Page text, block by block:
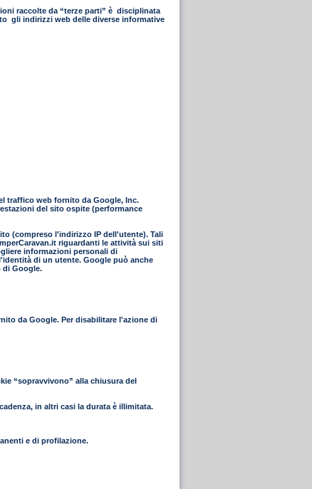
raccolte da “terze parti” è disciplinata
gli indirizzi web delle diverse informative
traffico web fornito da Google, Inc.
del sito ospite (performance
(compreso l'indirizzo IP dell'utente). Tali
riguardanti le attività sui siti
informazioni personali di
di un utente. Google può anche
di Google.
da Google. Per disabilitare l'azione di
“sopravvivono” alla chiusura del
in altri casi la durata è illimitata.
e di profilazione.